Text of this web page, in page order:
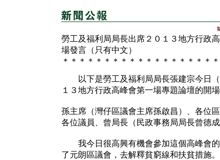
勞工及福利局局長出席２０１３地方行政
場發言（只有中文）
＊＊＊＊＊＊＊＊＊＊＊＊＊＊＊＊＊＊
以下是勞工及福利局局長張建宗今日（
１３地方行政高峰會第一場專題論壇的開
孫主席（灣仔區議會主席孫啟昌）、各位
各位議員、曾局長（民政事務局局長曾德
我今日很高興有機會參加這個高峰會的
了元朗區議會，去解釋貧窮線和扶貧措施